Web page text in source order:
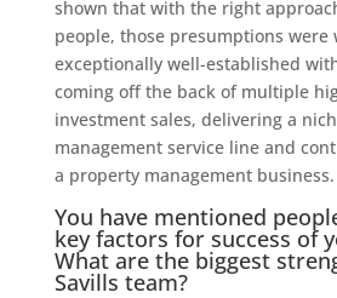
shown that with the right
people, those presumptions were
exceptionally well-established
coming off the back of multiple
investment sales, delivering a
management service line and
a property management business.
You have mentioned
key factors for success of
What are the biggest
Savills team?